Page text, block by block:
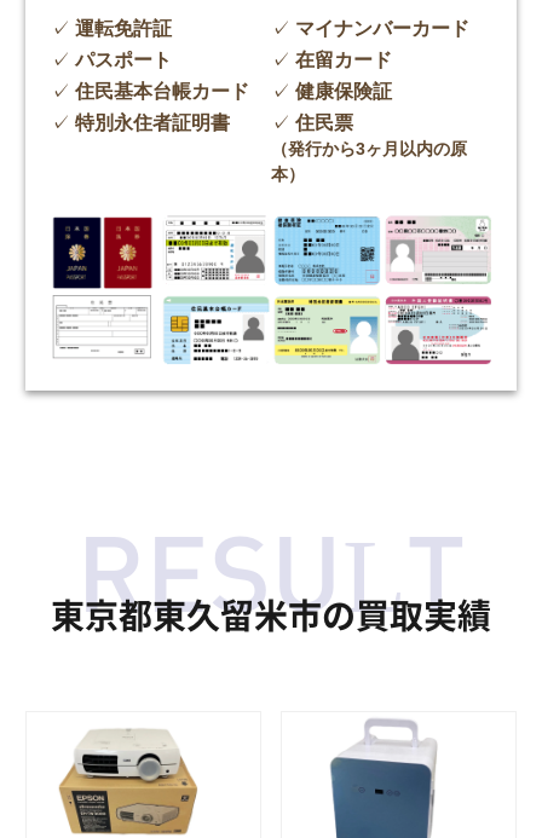
運転免許証
マイナンバーカード
パスポート
在留カード
住民基本台帳カード
健康保険証
特別永住者証明書
住民票
（発行から3ヶ月以内の原
本）
東京都東久留米市の買取実績